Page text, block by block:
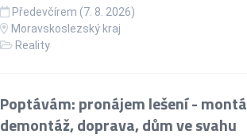
Předevčírem (7. 8. 2026)
Moravskoslezský kraj
Reality
Poptávám: pronájem lešení -
demontáž, doprava, dům ve svahu